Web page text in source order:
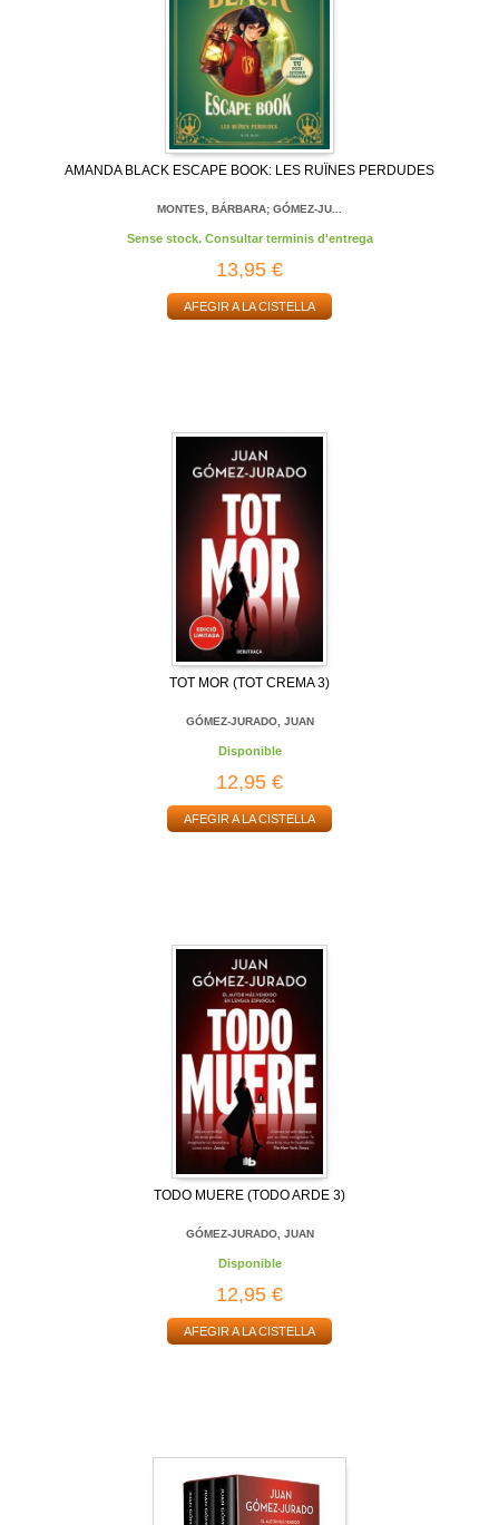
AMANDA BLACK ESCAPE BOOK: LES RUÏNES PERDUDES
MONTES, BÁRBARA; GÓMEZ-JU...
Sense stock. Consultar terminis d'entrega
13,95 €
AFEGIR A LA CISTELLA
TOT MOR (TOT CREMA 3)
GÓMEZ-JURADO, JUAN
Disponible
12,95 €
AFEGIR A LA CISTELLA
TODO MUERE (TODO ARDE 3)
GÓMEZ-JURADO, JUAN
Disponible
12,95 €
AFEGIR A LA CISTELLA